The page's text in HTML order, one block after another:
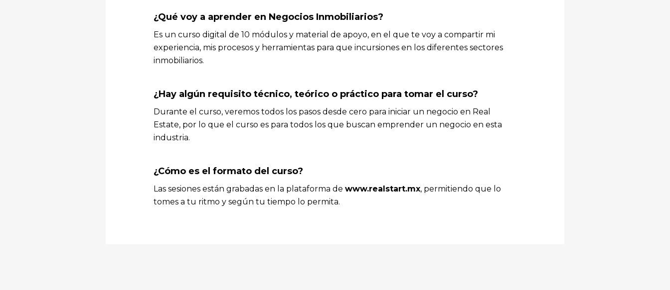
¿Qué voy a aprender en Negocios Inmobiliarios?
Es un curso digital de 10 módulos y material de apoyo, en el que te voy a compartir mi
experiencia, mis procesos y herramientas para que incursiones en los diferentes sectores
inmobiliarios.
¿Hay algún requisito técnico, teórico o práctico para tomar el curso?
Durante el curso, veremos todos los pasos desde cero para iniciar un negocio en Real
Estate, por lo que el curso es para todos los que buscan emprender un negocio en esta
industria.
¿Cómo es el formato del curso?
Las sesiones están grabadas en la plataforma de www.realstart.mx, permitiendo que lo
tomes a tu ritmo y según tu tiempo lo permita.